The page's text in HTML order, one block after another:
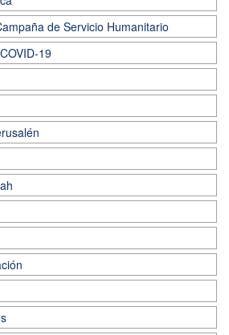
de Servicio Humanitario
19